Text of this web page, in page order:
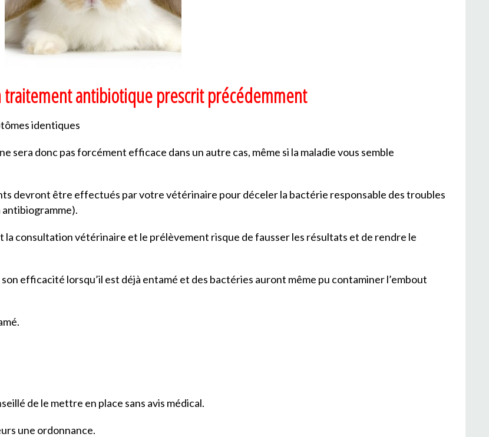
traitement antibiotique prescrit précédemment
identiques
sera donc pas forcément efficace dans un autre cas, même si la maladie vous semble
devront être effectués par votre vétérinaire pour déceler la bactérie responsable des troubles
antibiogramme).
consultation vétérinaire et le prélèvement risque de fausser les résultats et de rendre le
efficacité lorsqu’il est déjà entamé et des bactéries auront même pu contaminer l’embout
de le mettre en place sans avis médical.
une ordonnance.